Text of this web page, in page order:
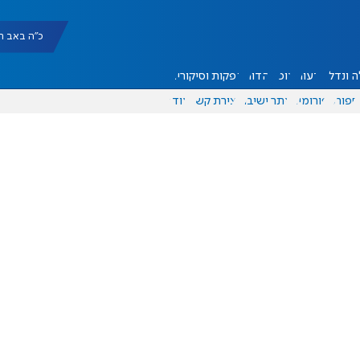
כ"ה באב תשפ"ו
ונדל"ן דעות אוכל יהדות הפקות וסיקורים
ספורט פורומים אתר ישיבה יצירת קשר עוד